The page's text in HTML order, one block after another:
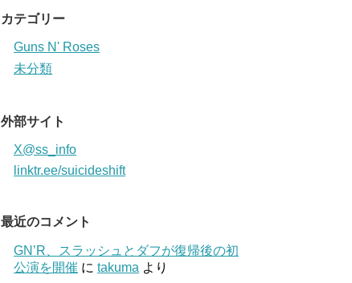
カテゴリー
Guns N' Roses
未分類
外部サイト
X@ss_info
linktr.ee/suicideshift
最近のコメント
GN’R、スラッシュとダフが復帰後の初
公演を開催 に takuma より